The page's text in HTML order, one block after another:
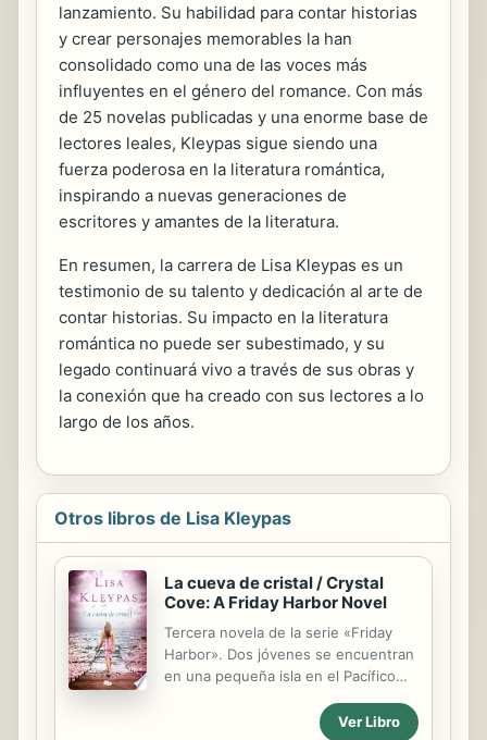
lanzamiento. Su habilidad para contar historias
y crear personajes memorables la han
consolidado como una de las voces más
influyentes en el género del romance. Con más
de 25 novelas publicadas y una enorme base de
lectores leales, Kleypas sigue siendo una
fuerza poderosa en la literatura romántica,
inspirando a nuevas generaciones de
escritores y amantes de la literatura.
En resumen, la carrera de Lisa Kleypas es un
testimonio de su talento y dedicación al arte de
contar historias. Su impacto en la literatura
romántica no puede ser subestimado, y su
legado continuará vivo a través de sus obras y
la conexión que ha creado con sus lectores a lo
largo de los años.
Otros libros de Lisa Kleypas
La cueva de cristal / Crystal
Cove: A Friday Harbor Novel
Tercera novela de la serie «Friday
Harbor». Dos jóvenes se encuentran
en una pequeña isla en el Pacífico
destino es una fuerza demasiado
Ver Libro